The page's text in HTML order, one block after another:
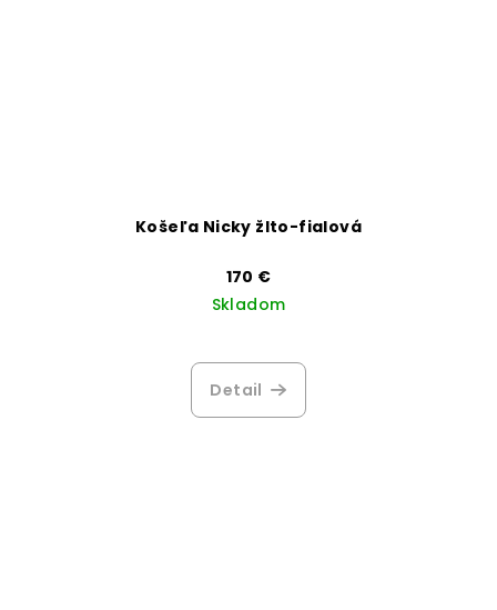
Košeľa Nicky žlto-fialová
170 €
Skladom
Detail